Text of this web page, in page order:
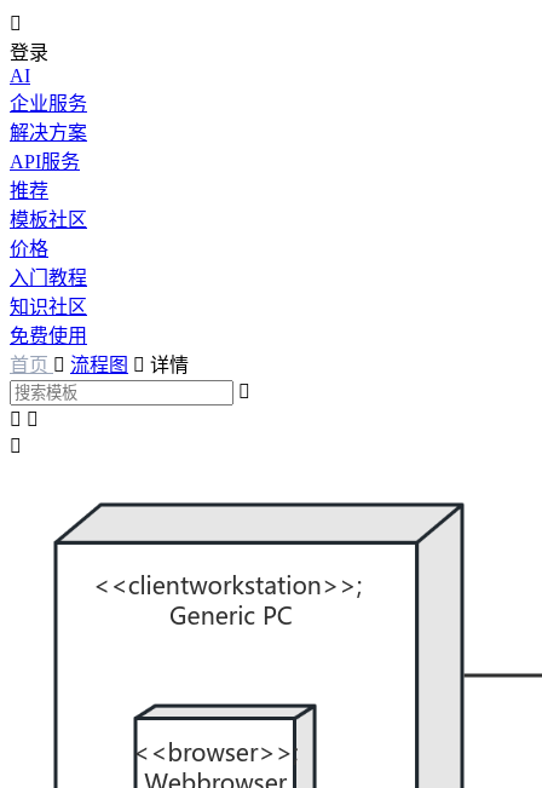

登录
AI
企业服务
解决方案
API服务
推荐
模板社区
价格
入门教程
知识社区
免费使用
首页  流程图  详情

 
